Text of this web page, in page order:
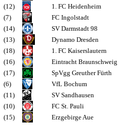
(12)
1. FC Heidenheim
(7)
FC Ingolstadt
(14)
SV Darmstadt 98
(13)
Dynamo Dresden
(18)
1. FC Kaiserslautern
(16)
Eintracht Braunschweig
(17)
SpVgg Greuther Fürth
(6)
VfL Bochum
(11)
SV Sandhausen
(10)
FC St. Pauli
(15) Erzgebirge Aue